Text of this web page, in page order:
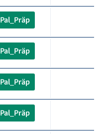
Pal_Präp
Pal_Präp
Pal_Präp
Pal_Präp